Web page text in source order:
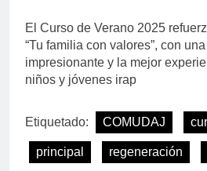
El Curso de Verano 2025
“Tu familia con valores”, con
impresionante y la mejor
niños y jóvenes irap
Etiquetado: COMUDAJ
principal regeneración